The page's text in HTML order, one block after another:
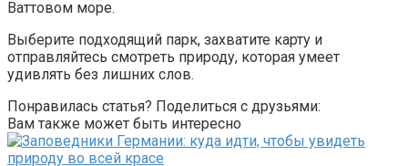
Ваттовом море.
Выберите подходящий парк, захватите карту и
отправляйтесь смотреть природу, которая умеет
удивлять без лишних слов.
Понравилась статья? Поделиться с друзьями:
Вам также может быть интересно